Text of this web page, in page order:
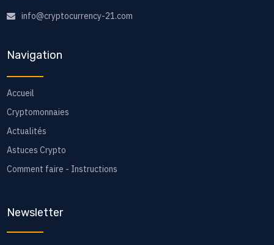
info@cryptocurrency-21.com
Navigation
Accueil
Cryptomonnaies
Actualités
Astuces Crypto
Comment faire - Instructions
Newsletter